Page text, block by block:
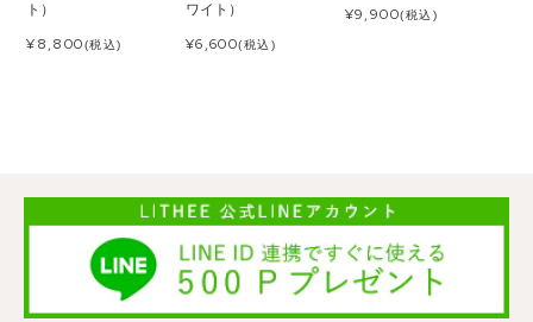
ト）
¥8,800(税込)
ワイト）
¥6,600(税込)
¥9,900(税込)